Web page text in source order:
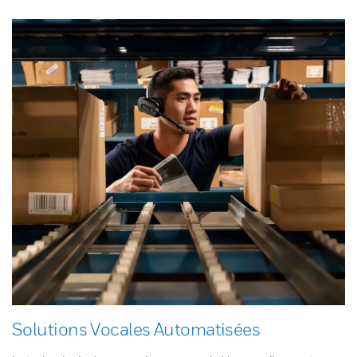
Solutions Vocales Automatisées